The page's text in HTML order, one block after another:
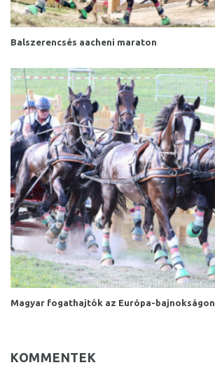
Balszerencsés aacheni maraton
Magyar fogathajtók az Európa-bajnokságon
KOMMENTEK